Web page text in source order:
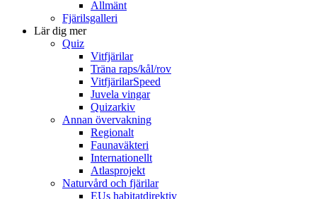
Allmänt
Fjärilsgalleri
Lär dig mer
Quiz
Vitfjärilar
Träna raps/kål/rov
VitfjärilarSpeed
Juvela vingar
Quizarkiv
Annan övervakning
Regionalt
Faunaväkteri
Internationellt
Atlasprojekt
Naturvård och fjärilar
EUs habitatdirektiv